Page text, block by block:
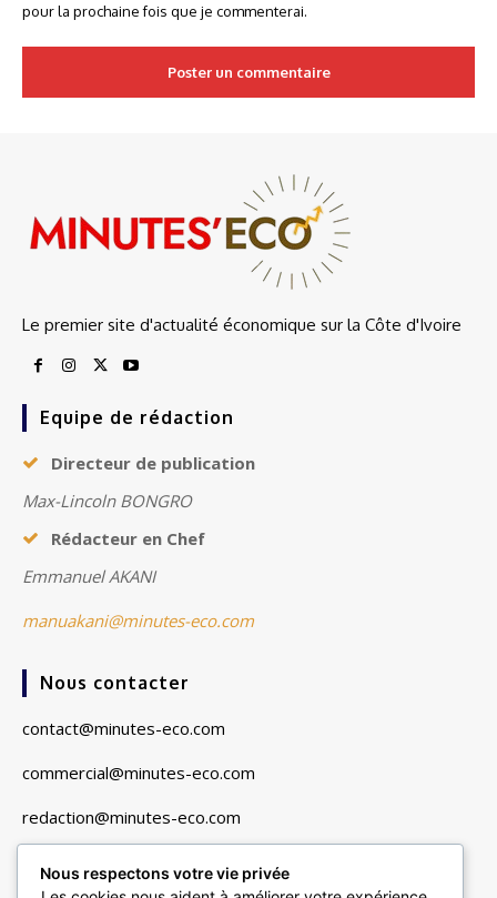
pour la prochaine fois que je commenterai.
Le premier site d'actualité économique sur la Côte d'Ivoire
Equipe de rédaction
Directeur de publication
Max-Lincoln BONGRO
Rédacteur en Chef
Emmanuel AKANI
manuakani@minutes-eco.com
Nous contacter
contact@minutes-eco.com
commercial@minutes-eco.com
redaction@minutes-eco.com
Liens utiles
Nous respectons votre vie privée